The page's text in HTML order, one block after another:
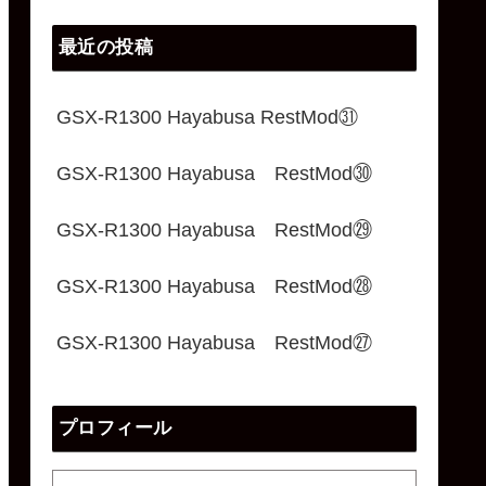
最近の投稿
GSX-R1300 Hayabusa RestMod㉛
GSX-R1300 Hayabusa RestMod㉚
GSX-R1300 Hayabusa RestMod㉙
GSX-R1300 Hayabusa RestMod㉘
GSX-R1300 Hayabusa RestMod㉗
プロフィール